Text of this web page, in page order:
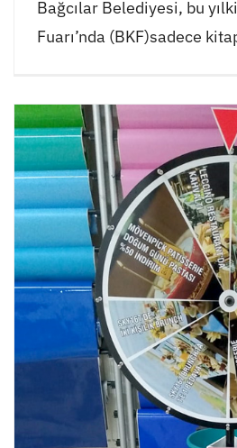
Bağcılar Belediyesi, bu
Fuarı’nda (BKF)sadece